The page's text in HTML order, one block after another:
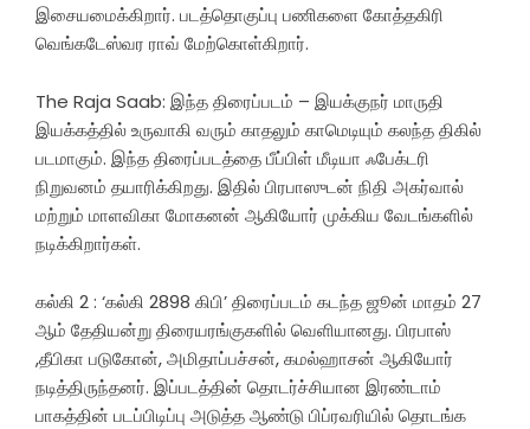
இசையமைக்கிறார். படத்தொகுப்பு பணிகளை கோத்தகிரி
வெங்கடேஸ்வர ராவ் மேற்கொள்கிறார்.
The Raja Saab: இந்த திரைப்படம் – இயக்குநர் மாருதி
இயக்கத்தில் உருவாகி வரும் காதலும் காமெடியும் கலந்த திகில்
படமாகும். இந்த திரைப்படத்தை பீப்பிள் மீடியா ஃபேக்டரி
நிறுவனம் தயாரிக்கிறது. இதில் பிரபாஸுடன் நிதி அகர்வால்
மற்றும் மாளவிகா மோகனன் ஆகியோர் முக்கிய வேடங்களில்
நடிக்கிறார்கள்.
கல்கி 2 : ‘கல்கி 2898 கிபி’ திரைப்படம் கடந்த ஜூன் மாதம் 27
ஆம் தேதியன்று திரையரங்குகளில் வெளியானது. பிரபாஸ்
,தீபிகா படுகோன், அமிதாப்பச்சன், கமல்ஹாசன் ஆகியோர்
நடித்திருந்தனர். இப்படத்தின் தொடர்ச்சியான இரண்டாம்
பாகத்தின் படப்பிடிப்பு அடுத்த ஆண்டு பிப்ரவரியில் தொடங்க